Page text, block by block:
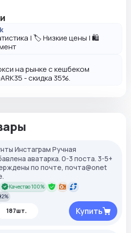
| 🏷️ Низкие цены | 🛍️
на рынке с кешбеком
- скидка 35%.
Инстаграм Ручная
аватарка. 0-3 поста. 3-5+
по почте, почта@onet
Качество 100%
2%
187шт. Купить